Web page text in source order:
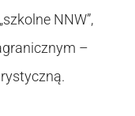
NNW”,
–